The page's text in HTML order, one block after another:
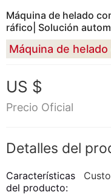
Máquina de helado
ráfico| Solución
US $
Precio Oficial
Detalles del
Características
del producto: